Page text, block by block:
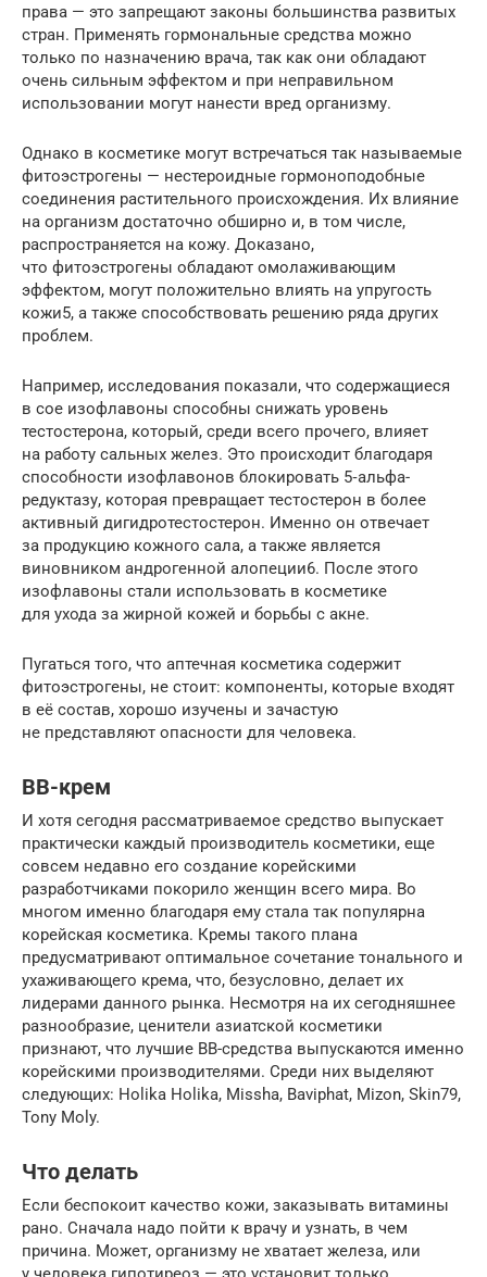
права — это запрещают законы большинства развитых
стран. Применять гормональные средства можно
только по назначению врача, так как они обладают
очень сильным эффектом и при неправильном
использовании могут нанести вред организму.
Однако в косметике могут встречаться так называемые
фитоэстрогены — нестероидные гормоноподобные
соединения растительного происхождения. Их влияние
на организм достаточно обширно и, в том числе,
распространяется на кожу. Доказано,
что фитоэстрогены обладают омолаживающим
эффектом, могут положительно влиять на упругость
кожи5, а также способствовать решению ряда других
проблем.
Например, исследования показали, что содержащиеся
в сое изофлавоны способны снижать уровень
тестостерона, который, среди всего прочего, влияет
на работу сальных желез. Это происходит благодаря
способности изофлавонов блокировать 5‑альфа-
редуктазу, которая превращает тестостерон в более
активный дигидротестостерон. Именно он отвечает
за продукцию кожного сала, а также является
виновником андрогенной алопеции6. После этого
изофлавоны стали использовать в косметике
для ухода за жирной кожей и борьбы с акне.
Пугаться того, что аптечная косметика содержит
фитоэстрогены, не стоит: компоненты, которые входят
в её состав, хорошо изучены и зачастую
не представляют опасности для человека.
BB-крем
И хотя сегодня рассматриваемое средство выпускает
практически каждый производитель косметики, еще
совсем недавно его создание корейскими
разработчиками покорило женщин всего мира. Во
многом именно благодаря ему стала так популярна
корейская косметика. Кремы такого плана
предусматривают оптимальное сочетание тонального и
ухаживающего крема, что, безусловно, делает их
лидерами данного рынка. Несмотря на их сегодняшнее
разнообразие, ценители азиатской косметики
признают, что лучшие BB-средства выпускаются именно
корейскими производителями. Среди них выделяют
следующих: Holika Holika, Missha, Baviphat, Mizon, Skin79,
Tony Moly.
Что делать
Если беспокоит качество кожи, заказывать витамины
рано. Сначала надо пойти к врачу и узнать, в чем
причина. Может, организму не хватает железа, или